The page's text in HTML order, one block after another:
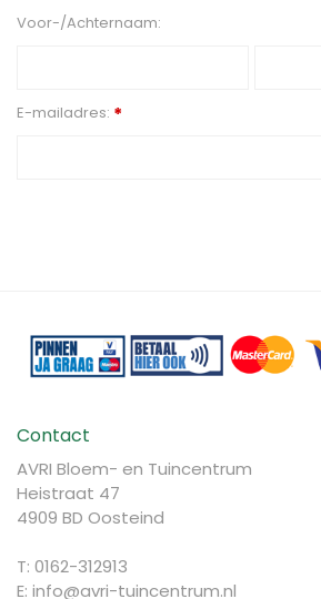
Voor-/Achternaam:
E-mailadres: *
Contact
AVRI Bloem- en Tuincentrum
Heistraat 47
4909 BD Oosteind
T: 0162-312913
E: info@avri-tuincentrum.nl